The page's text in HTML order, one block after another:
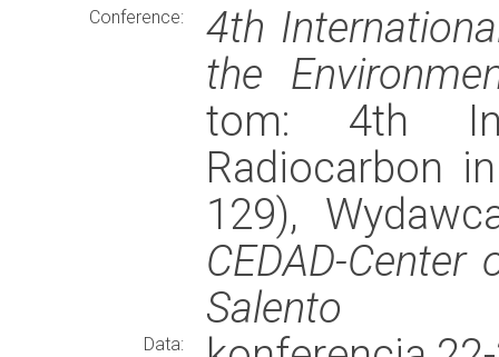
Conference:
4th
the
tom: 4th
Radiocarbon
129),
CEDAD-
Salento
Data: